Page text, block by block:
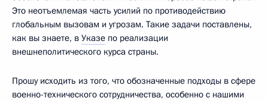
Это неотъемлемая часть усилий по противодействию
глобальным вызовам и угрозам. Такие задачи поставлены,
как вы знаете, в Указе по реализации
внешнеполитического курса страны.
Прошу исходить из того, что обозначенные подходы в сфере
военно-технического сотрудничества, особенно с нашими